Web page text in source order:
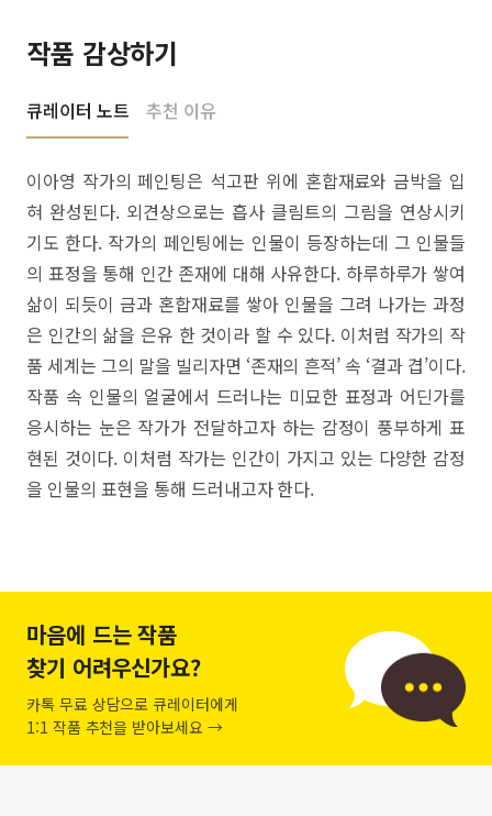
작품 감상하기
큐레이터 노트 추천 이유
이아영 작가의 페인팅은 석고판 위에 혼합재료와 금박을 입
혀 완성된다. 외견상으로는 흡사 클림트의 그림을 연상시키
기도 한다. 작가의 페인팅에는 인물이 등장하는데 그 인물들
의 표정을 통해 인간 존재에 대해 사유한다. 하루하루가 쌓여
삶이 되듯이 금과 혼합재료를 쌓아 인물을 그려 나가는 과정
은 인간의 삶을 은유 한 것이라 할 수 있다. 이처럼 작가의 작
품 세계는 그의 말을 빌리자면 ‘존재의 흔적’ 속 ‘결과 겹’이다.
작품 속 인물의 얼굴에서 드러나는 미묘한 표정과 어딘가를
응시하는 눈은 작가가 전달하고자 하는 감정이 풍부하게 표
현된 것이다. 이처럼 작가는 인간이 가지고 있는 다양한 감정
을 인물의 표현을 통해 드러내고자 한다.
마음에 드는 작품
찾기 어려우신가요?
카톡 무료 상담으로 큐레이터에게
1:1 작품 추천을 받아보세요 →